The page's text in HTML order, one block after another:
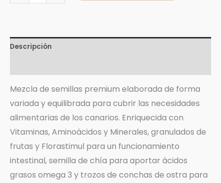
Descripción
Mezcla de semillas premium elaborada de forma
variada y equilibrada para cubrir las necesidades
alimentarias de los canarios. Enriquecida con
Vitaminas, Aminoácidos y Minerales, granulados de
frutas y Florastimul para un funcionamiento
intestinal, semilla de chía para aportar ácidos
grasos omega 3 y trozos de conchas de ostra para